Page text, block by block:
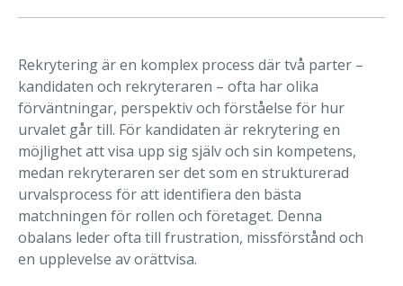
Rekrytering är en komplex process där två parter –
kandidaten och rekryteraren – ofta har olika
förväntningar, perspektiv och förståelse för hur
urvalet går till. För kandidaten är rekrytering en
möjlighet att visa upp sig själv och sin kompetens,
medan rekryteraren ser det som en strukturerad
urvalsprocess för att identifiera den bästa
matchningen för rollen och företaget. Denna
obalans leder ofta till frustration, missförstånd och
en upplevelse av orättvisa.